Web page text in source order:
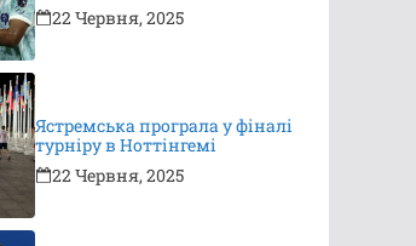
22 Червня, 2025
Ястремська програла у фіналі
турніру в Ноттінгемі
22 Червня, 2025